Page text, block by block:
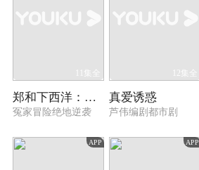
11集全
郑和下西洋：沧海新途
冤家冒险绝地逆袭
12集全
真爱诱惑
芦伟编剧都市剧
APP APP